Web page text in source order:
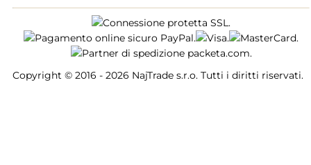
Copyright © 2016 - 2026 NajTrade s.r.o. Tutti i diritti riservati.